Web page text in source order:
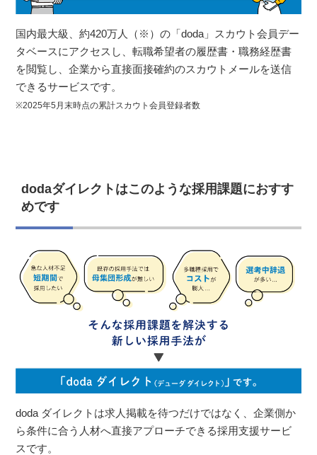
国内最大級、約420万人（※）の「doda」スカウト会員デー
タベースにアクセスし、転職希望者の履歴書・職務経歴書
を閲覧し、企業から直接面接確約のスカウトメールを送信
できるサービスです。
※2025年5月末時点の累計スカウト会員登録者数
dodaダイレクトはこのような採用課題におすす
めです
doda ダイレクトは求人掲載を待つだけではなく、企業側か
ら条件に合う人材へ直接アプローチできる採用支援サービ
スです。